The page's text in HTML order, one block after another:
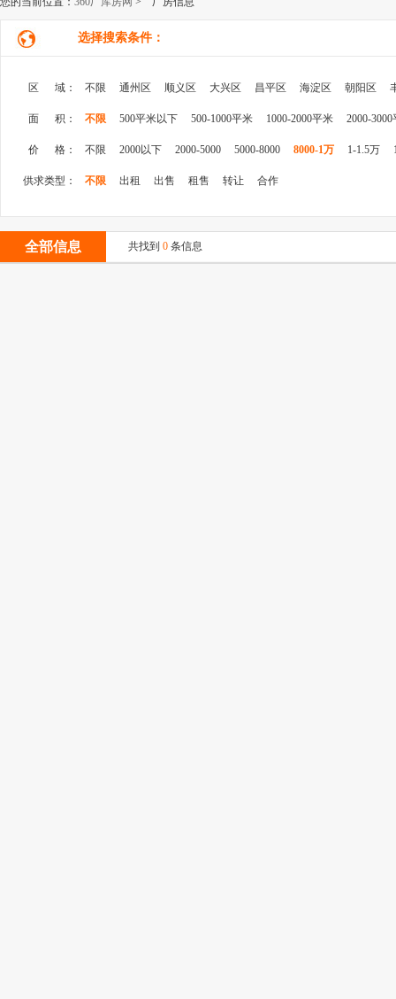
选择搜索条件：
区 域： 不限 通州区 顺义区 大兴区 昌平区 海淀区 朝阳区
面 积： 不限 500平米以下 500-1000平米 1000-2000平米 2000-3000
价 格： 不限 2000以下 2000-5000 5000-8000 8000-1万 1-1.5万
供求类型： 不限 出租 出售 租售 转让 合作
全部信息 共找到 0 条信息